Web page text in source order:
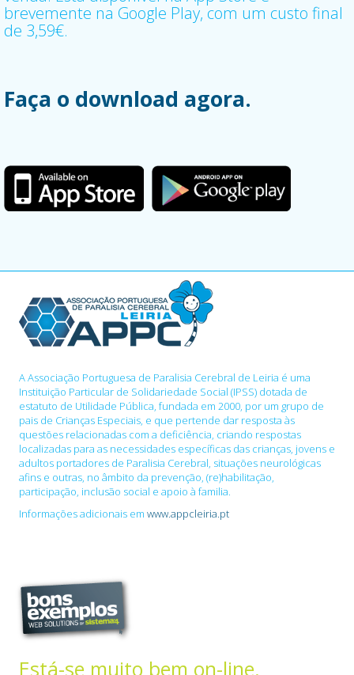
brevemente na Google Play, com um custo final
de 3,59€.
Faça o download agora.
A Associação Portuguesa de Paralisia Cerebral de Leiria é uma
Instituição Particular de Solidariedade Social (IPSS) dotada de
estatuto de Utilidade Pública, fundada em 2000, por um grupo de
pais de Crianças Especiais, e que pertende dar resposta às
questões relacionadas com a deficiência, criando respostas
localizadas para as necessidades específicas das crianças, jovens e
adultos portadores de Paralisia Cerebral, situações neurológicas
afins e outras, no âmbito da prevenção, (re)habilitação,
participação, inclusão social e apoio à familia.
Informações adicionais em www.appcleiria.pt
Está-se muito bem on-line.